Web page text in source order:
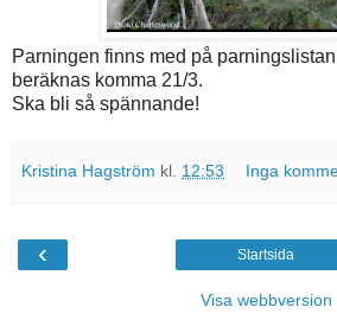
Parningen finns med på
beräknas komma 21/3.
Ska bli så spännande!
Kristina Hagström kl. 12:53 Inga
‹ Startsida
Visa webbversion